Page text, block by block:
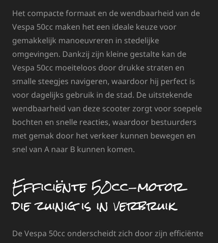
Het compacte formaat en de wendbaarheid van de
Vespa 50cc maken het een ideale keuze voor
gemakkelijk manoeuvreren in stedelijke
omgevingen. Dankzij zijn kleine gestalte kan de
Vespa 50cc moeiteloos door drukke straten en
smalle steegjes navigeren, waardoor hij perfect is
voor dagelijks gebruik in de stad. De uitstekende
wendbaarheid van deze scooter zorgt voor soepele
bochten en snelle reacties, waardoor bestuurders
met gemak door het verkeer kunnen bewegen en
snel van A naar B kunnen komen.
Efficiënte 50cc-motor
die zuinig is in verbruik
De Vespa 50cc onderscheidt zich door zijn efficiënte